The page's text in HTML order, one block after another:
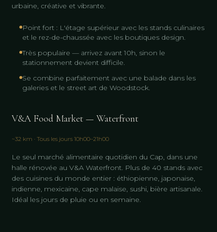
urbaine, créative et vibrante.
Point fort : L'étage supérieur avec les stands culinaires
et le rez-de-chaussée avec les boutiques design.
Très populaire — arrivez avant 10h, sinon le
stationnement devient difficile.
Se combine parfaitement avec une balade dans les
galeries et le street art de Woodstock.
V&A Food Market — Waterfront
~32 km · Tous les jours 10h00–21h00
Le seul marché alimentaire quotidien du Cap, dans une
halle rénovée au V&A Waterfront. Plus de 40 stands avec
des cuisines du monde entier : éthiopienne, japonaise,
indienne, mexicaine, cape malaise, sushi, bière artisanale.
Idéal les jours de pluie ou en semaine.